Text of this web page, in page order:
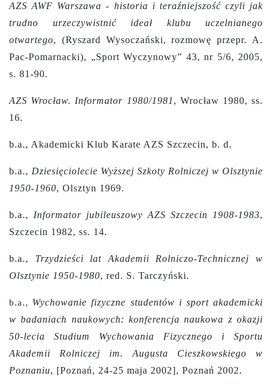
AZS AWF Warszawa - historia i teraźniejszość czyli jak
trudno urzeczywistnić ideał klubu uczelnianego
otwartego, (Ryszard Wysoczański, rozmowę przepr. A.
Pac-Pomarnacki), „Sport Wyczynowy” 43, nr 5/6, 2005,
s. 81-90.
AZS Wrocław. Informator 1980/1981 , Wrocław 1980, ss.
16.
b.a., Akademicki Klub Karate AZS Szczecin, b. d.
b.a., Dziesięciolecie Wyższej Szkoty Rolniczej w Olsztynie
1950-1960, Olsztyn 1969.
b.a., Informator jubileuszowy AZS Szczecin 1908-1983,
Szczecin 1982, ss. 14.
b.a., Trzydzieści lat Akademii Rolniczo-Technicznej w
Olsztynie 1950-1980, red. S. Tarczyński.
b.a., Wychowanie fizyczne studentów i sport akademicki
w badaniach naukowych: konferencja naukowa z okazji
50-lecia Studium Wychowania Fizycznego i Sportu
Akademii Rolniczej im. Augusta Cieszkowskiego w
Poznaniu, [Poznań, 24-25 maja 2002], Poznań 2002.